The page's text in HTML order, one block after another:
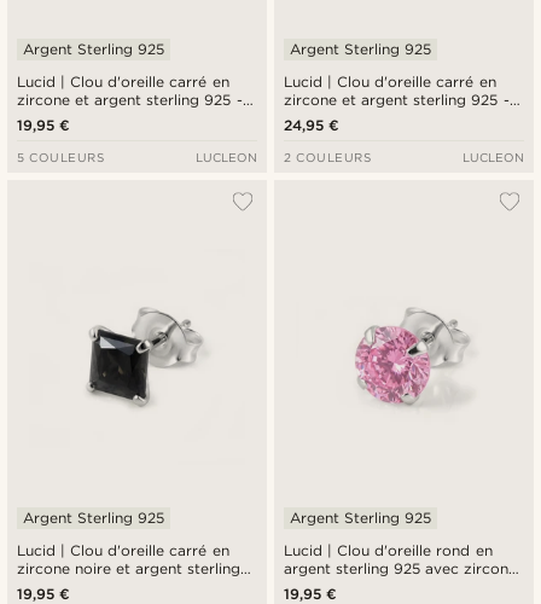
Lucid | Clou d'oreille carré en
zircone et argent sterling 925 - 8
mm
Argent Sterling 925
19,95 €
5 COULEURS LUCLEON
Lucid | Clou d'oreille carré en
zircone et argent sterling 925 -
10 mm
Argent Sterling 925
24,95 €
2 COULEURS LUCLEON
Lucid | Clou d'oreille carré en
zircone noire et argent sterling
925 - 6 mm
Argent Sterling 925
19,95 €
Lucid | Clou d'oreille rond en
argent sterling 925 avec zircone
rose - 6 mm
Argent Sterling 925
19,95 €